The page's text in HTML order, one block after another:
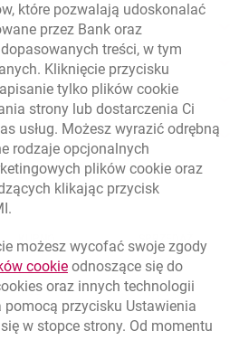
aktualizacji: 7.08.2026, 12:53:25
KUPNO SPRZEDAŻ
4.1346 4.4568
3.8493
4.4312 4.7764
które pozwalają udoskonalać
przez Bank oraz
treści, w tym
Kliknięcie przycisku
tylko plików cookie
strony lub dostarczenia Ci
usług. Możesz wyrazić odrębną
rodzaje opcjonalnych
plików cookie oraz
klikając przycisk
możesz wycofać swoje zgody
cookielink otwiera się w nowym
odnoszące się do
oraz innych technologii
pomocą przycisku Ustawienia
w stopce strony. Od momentu